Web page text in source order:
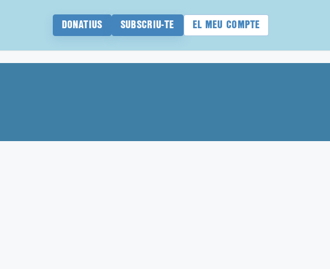
DONATIUS SUBSCRIU-TE EL MEU COMPTE